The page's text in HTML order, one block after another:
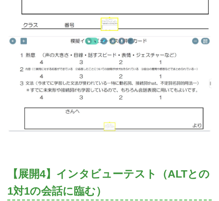
【展開4】インタビューテスト（ALTとの
1対1の会話に臨む）